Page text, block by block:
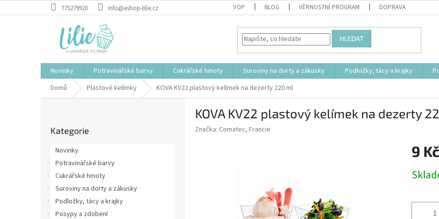
na
775279920 info@eshop-lilie.cz VOP BLOG VĚRNOSTNÍ PROGRAM DOPRAVA
HLEDAT
Novinky Potravinářské barvy Cukrářské hmoty Suroviny na dorty a zákusky Podložky, tácy a krajky
Domů
Plastové kelímky KOVA KV22 plastový kelímek na dezerty 220 ml
kategorie
Kategorie
Novinky
Potravinářské barvy
Cukrářské hmoty
Suroviny na dorty a zákusky
Podložky, tácy a krajky
Posypy a zdobení
KOVA KV22 plastový kelímek na dezerty
Značka: Comatec, Francie
9 Kč
cena: